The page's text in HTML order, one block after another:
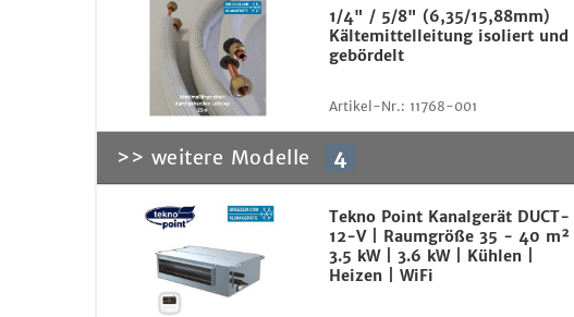
1/4" / 5/8" (6,35/15,88mm)
Kältemittelleitung isoliert und
gebördelt
Artikel-Nr.: 11768-001
>> weitere Modelle 4
Tekno Point Kanalgerät DUCT-
12-V | Raumgröße 35 - 40 m² |
3.5 kW | 3.6 kW | Kühlen |
Heizen | WiFi